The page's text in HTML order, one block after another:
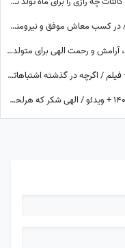
فال قهوه با نشان امروز پنج‌شنبه 15 مرداد 1405 / در کسب معاش موفق و نیرومند هستید و بر دشمنان غلبه می‌کنید مخصوصا بر ...
آیه قرآن امروز پنج‌شنبه 15 مرداد 1405؛ پیام امید، آرامش و رحمت الهی برای متولدین ماه‌های مختلف
فال حافظ با تفسیر روز پنج‌شنبه 15 مرداد 1405 + فیلم / اگرچه در گذشته اشتباهاتی انجام داده اید اما به زودی دوران غم و اندوه تمام می شود
شکرگزاری صبحگاهی امروز چهارشنبه 14 مرداد 1405 + ویدئو / الهی شکر که هرلحظه هوامو داشتی؛ حتی لحظاتی که خودم خودمو فراموش کرده بودم